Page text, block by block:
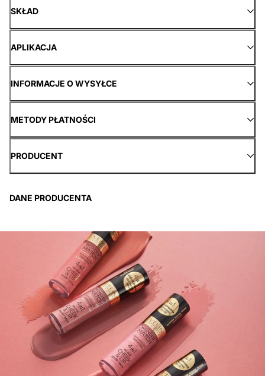
SKŁAD
APLIKACJA
INFORMACJE O WYSYŁCE
METODY PŁATNOŚCI
PRODUCENT
DANE PRODUCENTA